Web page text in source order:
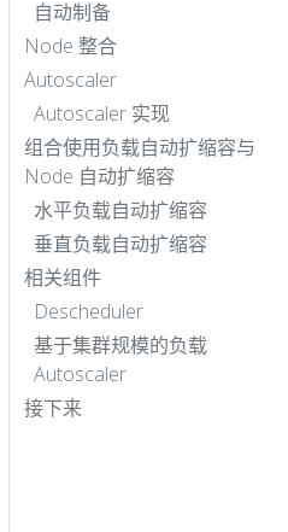
自动制备
Node 整合
Autoscaler
Autoscaler 实现
组合使用负载自动扩缩容与
Node 自动扩缩容
水平负载自动扩缩容
垂直负载自动扩缩容
相关组件
Descheduler
基于集群规模的负载
Autoscaler
接下来